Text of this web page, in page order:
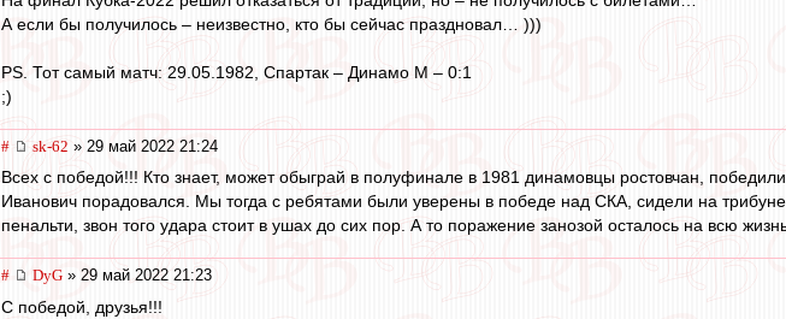
А если бы получилось – неизвестно, кто бы сейчас праздновал… )))
PS. Тот самый матч: 29.05.1982, Спартак – Динамо М – 0:1
;)
# sk-62 » 29 май 2022 21:24
Всех с победой!!! Кто знает, может обыграй в полуфинале в 1981 динамовцы ростовчан,
Иванович порадовался. Мы тогда с ребятами были уверены в победе над СКА, сидели на
пенальти, звон того удара стоит в ушах до сих пор. А то поражение занозой осталось на всю
# DyG » 29 май 2022 21:23
С победой, друзья!!!